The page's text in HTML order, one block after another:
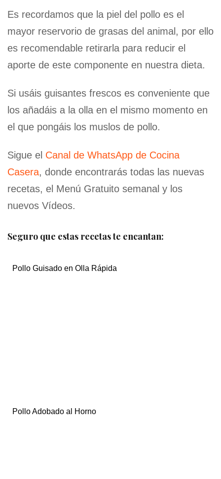
Es recordamos que la piel del pollo es el
mayor reservorio de grasas del animal, por ello
es recomendable retirarla para reducir el
aporte de este componente en nuestra dieta.
Si usáis guisantes frescos es conveniente que
los añadáis a la olla en el mismo momento en
el que pongáis los muslos de pollo.
Sigue el Canal de WhatsApp de Cocina
Casera, donde encontrarás todas las nuevas
recetas, el Menú Gratuito semanal y los
nuevos Vídeos.
Seguro que estas recetas te encantan:
Pollo Guisado en Olla Rápida
Pollo Adobado al Horno